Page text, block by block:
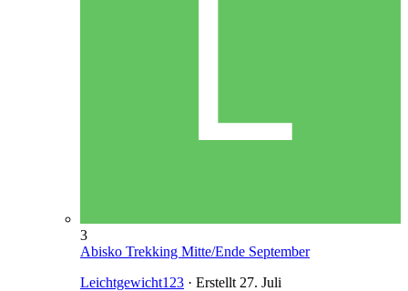
3
Abisko Trekking Mitte/Ende September
Leichtgewicht123 · Erstellt 27. Juli